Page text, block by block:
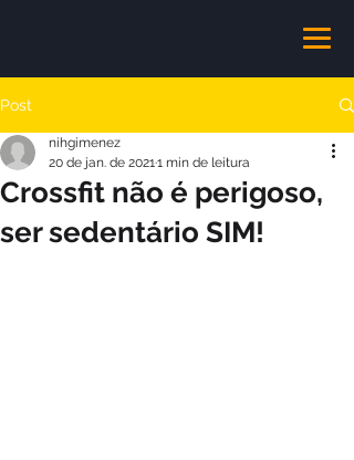
Post
Crossfit não é perigoso,
ser sedentário SIM!
nihgimenez
20 de jan. de 20211 min de leitura